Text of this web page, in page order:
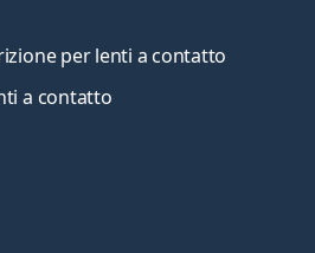
per lenti a contatto
a contatto